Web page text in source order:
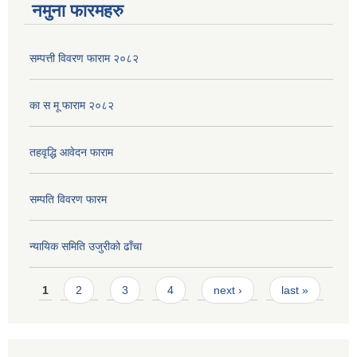
नमुना फारमहरु
सम्पत्ती विवरण फाराम २०८२
का स मू फाराम २०८२
तहवृद्धि आवेदन फाराम
सम्पति विवरण फारम
न्यायिक समिति उजुरीको ढाँचा
Pages
1 2 3 4 next › last »